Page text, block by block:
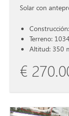
Solar con
Terreno:
Altitud: 350
€